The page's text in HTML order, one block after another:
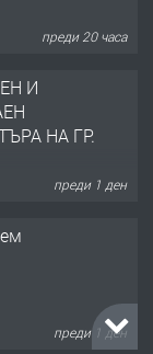
преди 20 часа
И
НА ГР.
преди 1 ден
преди 1 ден